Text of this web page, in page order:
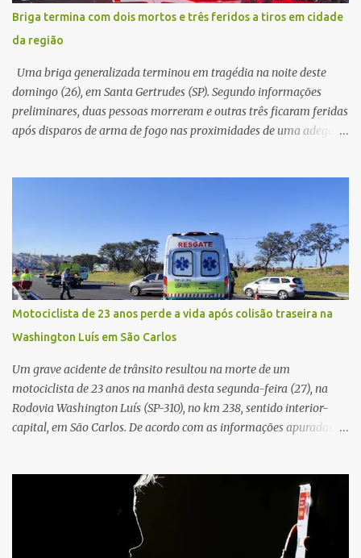
Conforme o boletim, um menino de aproximadamente 10 anos
relatou ter visto a Spin passando pelo local fazendo um forte ruído,
característica compatível com o problema mecânico que o veículo
já apresentava antes do furto. O carro possui seguro e, segundo a
v...
Briga termina com dois mortos e três feridos a tiros em cidade
da região
Uma briga generalizada terminou em tragédia na noite deste
domingo (26), em Santa Gertrudes (SP). Segundo informações
preliminares, duas pessoas morreram e outras três ficaram feridas
após disparos de arma de fogo nas proximidades de uma adega. O
diversos disparos. Duas vítimas morreram ainda no local. Outras
três pessoas foram baleadas e socorridas. Até o momento, não
foram divulgadas informações oficiais sobre o estado de saúde dos
feridos. Equipes da Polícia Militar de Santa Gertrudes atenderam a
ocorrência e isolaram a área para o trabalho da perícia. Até a
última atualização, nenhum suspeito havia sido preso. A Polícia
Civil investigará a motivação da briga, a autoria dos disparos e as
circunstâncias do crime. A ocorrência segue em anda...
Motociclista de 23 anos perde a vida após colisão traseira na
Washington Luís em São Carlos
Um grave acidente de trânsito resultou na morte de um
motociclista de 23 anos na manhã desta segunda-feira (27), na
Rodovia Washington Luís (SP-310), no km 238, sentido interior-
capital, em São Carlos. De acordo com as informações apuradas no
veículo, o trânsito estava lento e congestionado devido a obras
realizadas na rodovia, momento em que ocorreu o impacto. Com
a violência da colisão, o motociclista foi arremessado ao solo.
Testemunhas relataram que o capacete teria se desprendido